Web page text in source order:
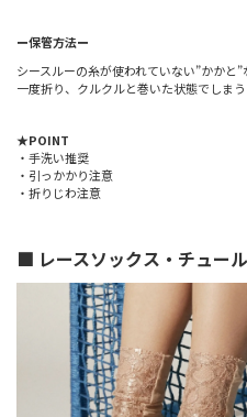
ー保管方法ー
シースルーの糸が使われていない”かかと
一度折り、クルクルと巻いた状態でしま
★POINT
・手洗い推奨
・引っかかり注意
・折りじわ注意
■ レースソックス・チュー